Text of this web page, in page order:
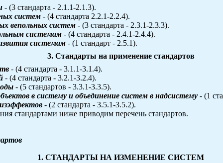
- (3 стандарта - 2.1.1-2.1.3).
систем- (4 стандарта 2.2.1-2.2.4).
вепольных систем - (3 стандарта - 2.3.1-2.3.3).
системам - (4 стандарта - 2.4.1-2.4.4).
системам - (1 стандарт - 2.5.1).
3. Стандарты на применение стандартов
- (4 стандарта - 3.1.1-3.1.4).
- (4 стандарта - 3.2.1-3.2.4).
- (5 стандартов - 3.3.1-3.3.5).
в систему и объединение систем в надсистему - (1
- (2 стандарта - 3.5.1-3.5.2).
стандартами ниже приводим перечень стандартов.
1. СТАНДАРТЫ НА ИЗМЕНЕНИЕ СИСТЕМ